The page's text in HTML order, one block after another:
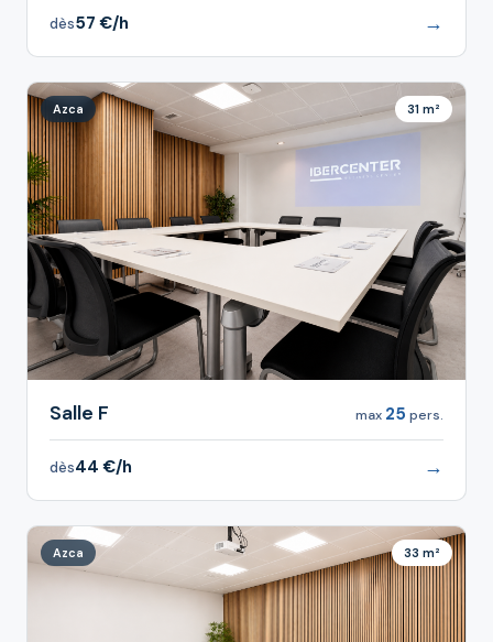
dès57 €/h →
Azca 31 m²
Salle F max 25 pers.
dès44 €/h →
Azca 33 m²